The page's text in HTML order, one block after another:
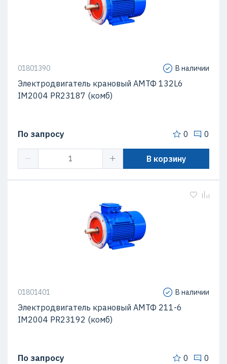
01801390 В наличии
Электродвигатель крановый АМТФ 132L6
IM2004 PR23187 (комб)
По запросу 0 0
В корзину
01801401 В наличии
Электродвигатель крановый АМТФ 211-6
IM2004 PR23192 (комб)
По запросу 0 0